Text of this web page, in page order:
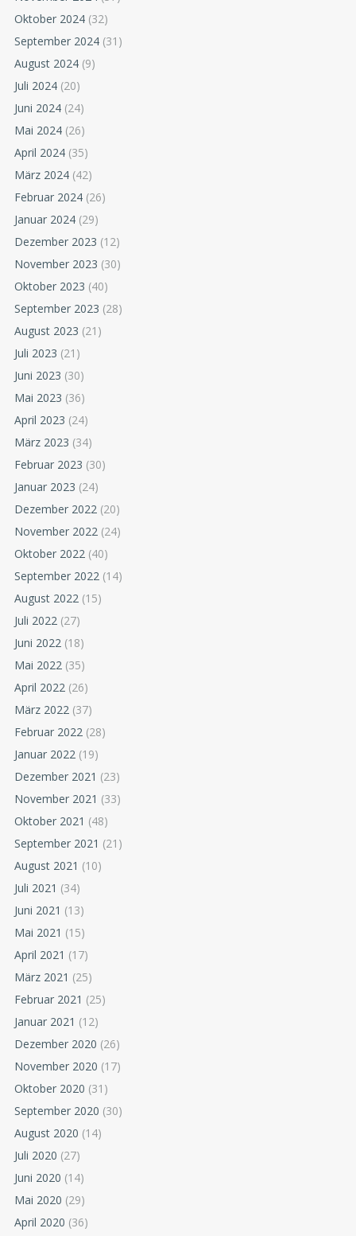
Oktober 2024 (32)
September 2024 (31)
August 2024 (9)
Juli 2024 (20)
Juni 2024 (24)
Mai 2024 (26)
April 2024 (35)
März 2024 (42)
Februar 2024 (26)
Januar 2024 (29)
Dezember 2023 (12)
November 2023 (30)
Oktober 2023 (40)
September 2023 (28)
August 2023 (21)
Juli 2023 (21)
Juni 2023 (30)
Mai 2023 (36)
April 2023 (24)
März 2023 (34)
Februar 2023 (30)
Januar 2023 (24)
Dezember 2022 (20)
November 2022 (24)
Oktober 2022 (40)
September 2022 (14)
August 2022 (15)
Juli 2022 (27)
Juni 2022 (18)
Mai 2022 (35)
April 2022 (26)
März 2022 (37)
Februar 2022 (28)
Januar 2022 (19)
Dezember 2021 (23)
November 2021 (33)
Oktober 2021 (48)
September 2021 (21)
August 2021 (10)
Juli 2021 (34)
Juni 2021 (13)
Mai 2021 (15)
April 2021 (17)
März 2021 (25)
Februar 2021 (25)
Januar 2021 (12)
Dezember 2020 (26)
November 2020 (17)
Oktober 2020 (31)
September 2020 (30)
August 2020 (14)
Juli 2020 (27)
Juni 2020 (14)
Mai 2020 (29)
April 2020 (36)